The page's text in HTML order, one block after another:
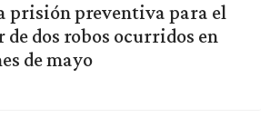
prisión preventiva para el
dos robos ocurridos en
de mayo